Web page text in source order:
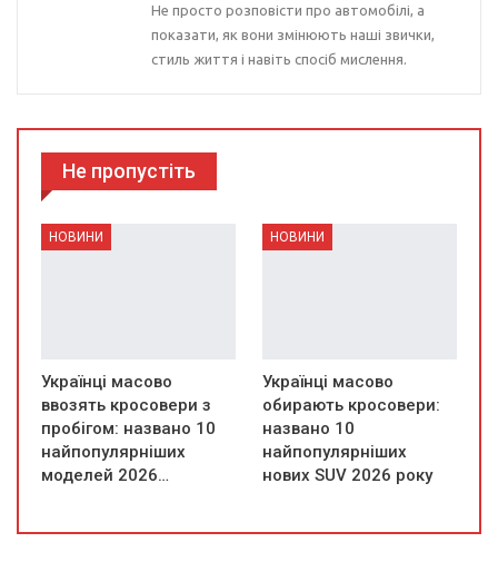
Не просто розповісти про автомобілі, а
показати, як вони змінюють наші звички,
стиль життя і навіть спосіб мислення.
Не пропустіть
НОВИНИ
Українці масово
ввозять кросовери з
пробігом: названо 10
найпопулярніших
моделей 2026…
НОВИНИ
Українці масово
обирають кросовери:
названо 10
найпопулярніших
нових SUV 2026 року